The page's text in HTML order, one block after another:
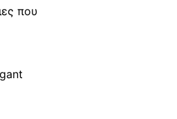
που